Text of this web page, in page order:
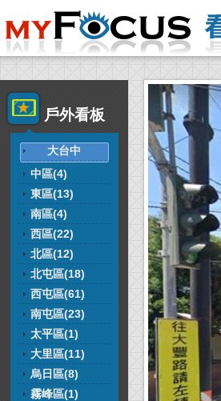
戶外看板
大台中
中區(4)
東區(13)
南區(4)
西區(22)
北區(12)
北屯區(18)
西屯區(61)
南屯區(23)
太平區(1)
大里區(11)
烏日區(8)
霧峰區(1)